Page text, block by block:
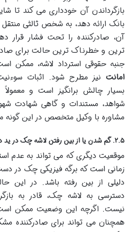
بازگرداندن آن خودداری می کند تا
بانک ارائه دهد، به شخص ثالثی
آن، صادرکننده را تحت فشار قرار
ترین و خطرناک ترین حالت برای
جنبه حقوقی استرداد لاشه، ممکن
امانت نیز مطرح شود. اثبات
بسیار چالش برانگیز است و
شواهد، مستندات و گاهی شهادت
مشاوره با وکیل متخصص در این گونه
۲.۵. گم شدن یا از بین رفتن لاشه چک در ید دارنده
موقعیت دیگری که می تواند به عدم
زمانی است که برگه فیزیکی چک در
دلیلی از بین رفته باشد. در این
دسترسی به لاشه چک، قادر به
نیست. اگرچه این وضعیت ممکن است
همچنان می تواند برای صادرکننده